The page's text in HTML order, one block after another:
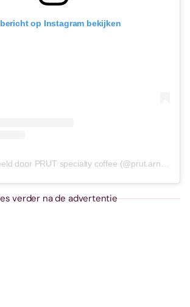
op Instagram bekijken
verder na de advertentie